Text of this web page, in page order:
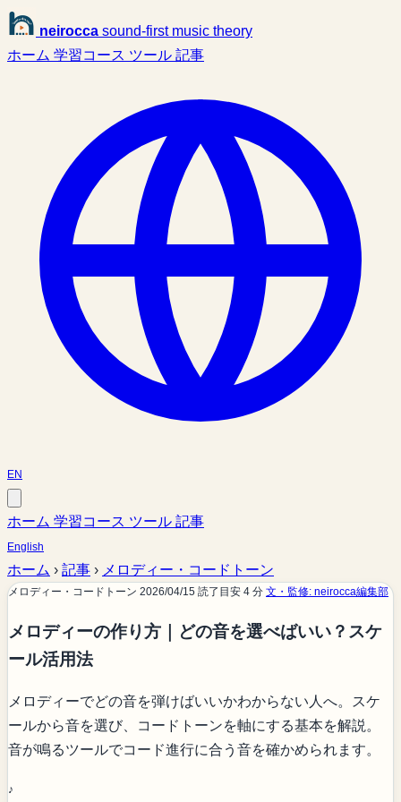
neirocca sound-first music theory
ホーム 学習コース ツール 記事
EN
ホーム 学習コース ツール 記事
English
ホーム › 記事 › メロディー・コードトーン
メロディー・コードトーン 2026/04/15 読了目安 4 分 文・監修: neirocca編集部
メロディーの作り方｜どの音を選べばいい？スケ
ール活用法
メロディーでどの音を弾けばいいかわからない人へ。スケ
ールから音を選び、コードトーンを軸にする基本を解説。
音が鳴るツールでコード進行に合う音を確かめられます。
♪